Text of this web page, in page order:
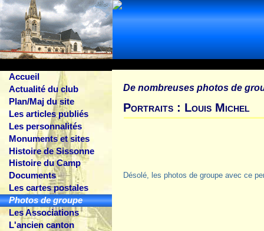
Accueil
Actualité du club
Plan/Maj du site
Les articles publiés
Les personnalités
Monuments et sites
Histoire de Sissonne
Histoire du Camp
Documents
Les cartes postales
Photos de groupe
Les Associations
L'ancien canton
De nombreuses photos de
Portraits : Louis Michel
Désolé, les photos de groupe avec ce